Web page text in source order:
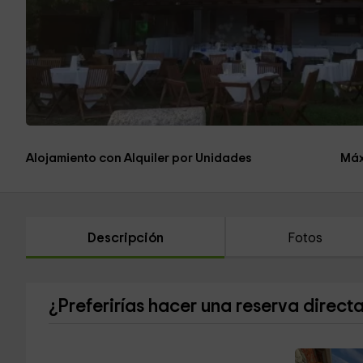
Alojamiento con Alquiler por Unidades
Descripción Fotos
¿Preferirías hacer una reserva